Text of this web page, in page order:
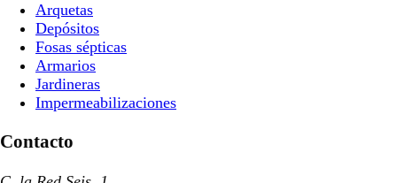
Arquetas
Depósitos
Fosas sépticas
Armarios
Jardineras
Impermeabilizaciones
Contacto